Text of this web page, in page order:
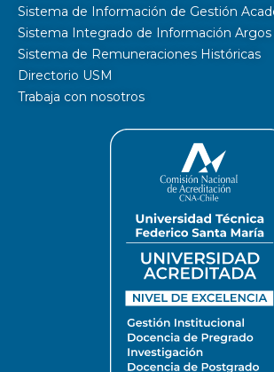
Sistema de Información de Gestión
Sistema Integrado de Información Argos
Sistema de Remuneraciones Históricas
Directorio USM
Trabaja con nosotros